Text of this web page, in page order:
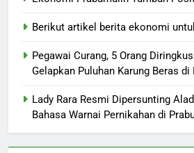
Berikut artikel berita ekonomi
Pegawai Curang, 5 Orang
Gelapkan Puluhan Karung Beras di
Lady Rara Resmi Dipersunting
Bahasa Warnai Pernikahan di